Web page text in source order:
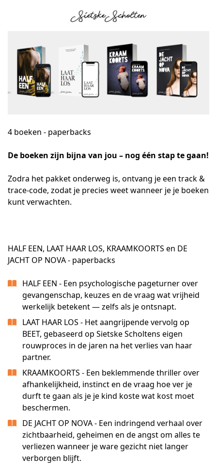
4 boeken - paperbacks
De boeken zijn bijna van jou – nog één stap te gaan!
Zodra het pakket onderweg is, ontvang je een track &
trace-code, zodat je precies weet wanneer je je boeken
kunt verwachten.
HALF EEN, LAAT HAAR LOS, KRAAMKOORTS en DE
JACHT OP NOVA - paperbacks
HALF EEN - Een psychologische pageturner over
gevangenschap, keuzes en de vraag wat vrijheid
werkelijk betekent — zelfs als je ontsnapt.
LAAT HAAR LOS - Het aangrijpende vervolg op
BEET, gebaseerd op Sietske Scholtens eigen
rouwproces in de jaren na het verlies van haar
partner.
KRAAMKOORTS - Een beklemmende thriller over
afhankelijkheid, instinct en de vraag hoe ver je
durft te gaan als je je kind koste wat kost moet
beschermen.
DE JACHT OP NOVA - Een indringend verhaal over
zichtbaarheid, geheimen en de angst om alles te
verliezen wanneer je ware gezicht niet langer
verborgen blijft.